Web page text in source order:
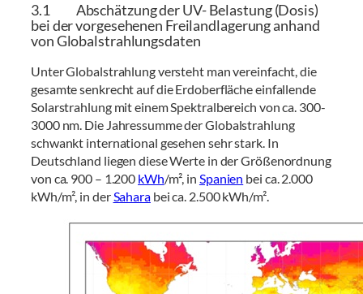
3.1 Abschätzung der UV- Belastung (Dosis)
bei der vorgesehenen Freilandlagerung anhand
von Globalstrahlungsdaten
Unter Globalstrahlung versteht man vereinfacht, die
gesamte senkrecht auf die Erdoberfläche einfallende
Solarstrahlung mit einem Spektralbereich von ca. 300-
3000 nm. Die Jahressumme der Globalstrahlung
schwankt international gesehen sehr stark. In
Deutschland liegen diese Werte in der Größenordnung
von ca. 900 – 1.200 kWh/m², in Spanien bei ca. 2.000
kWh/m², in derSaharabei ca. 2.500 kWh/m².